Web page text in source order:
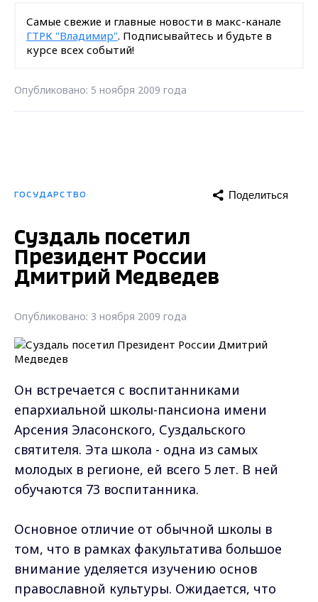
Самые свежие и главные новости в макс-канале
ГТРК "Владимир". Подписывайтесь и будьте в
курсе всех событий!
Опубликовано: 5 ноября 2009 года
ГОСУДАРСТВО Поделиться
Суздаль посетил
Президент России
Дмитрий Медведев
Опубликовано: 3 ноября 2009 года
Он встречается с воспитанниками
епархиальной школы-пансиона имени
Арсения Эласонского, Суздальского
святителя. Эта школа - одна из самых
молодых в регионе, ей всего 5 лет. В ней
обучаются 73 воспитанника.
Основное отличие от обычной школы в
том, что в рамках факультатива большое
внимание уделяется изучению основ
православной культуры. Ожидается, что